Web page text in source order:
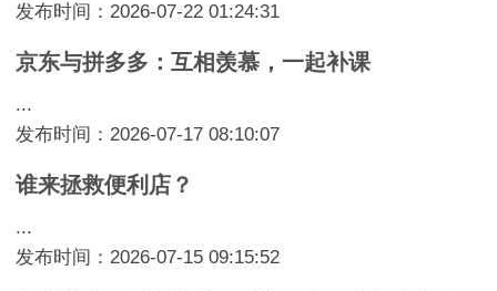
发布时间：2026-07-22 01:24:31
京东与拼多多：互相羡慕，一起补课
...
发布时间：2026-07-17 08:10:07
谁来拯救便利店？
...
发布时间：2026-07-15 09:15:52